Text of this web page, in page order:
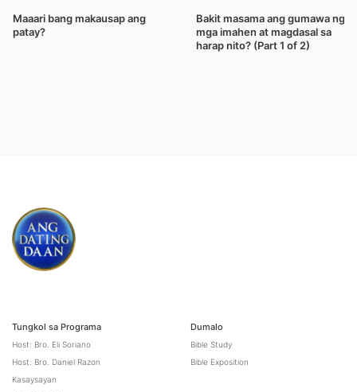
Maaari bang makausap ang
patay?
Bakit masama ang gumawa ng
mga imahen at magdasal sa
harap nito? (Part 1 of 2)
Tungkol sa Programa
Host: Bro. Eli Soriano
Host: Bro. Daniel Razon
Kasaysayan
Dumalo
Bible Study
Bible Exposition